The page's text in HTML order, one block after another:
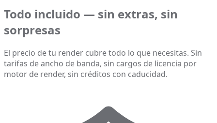
Todo incluido — sin extras, sin
sorpresas
El precio de tu render cubre todo lo que necesitas. Sin
tarifas de ancho de banda, sin cargos de licencia por
motor de render, sin créditos con caducidad.